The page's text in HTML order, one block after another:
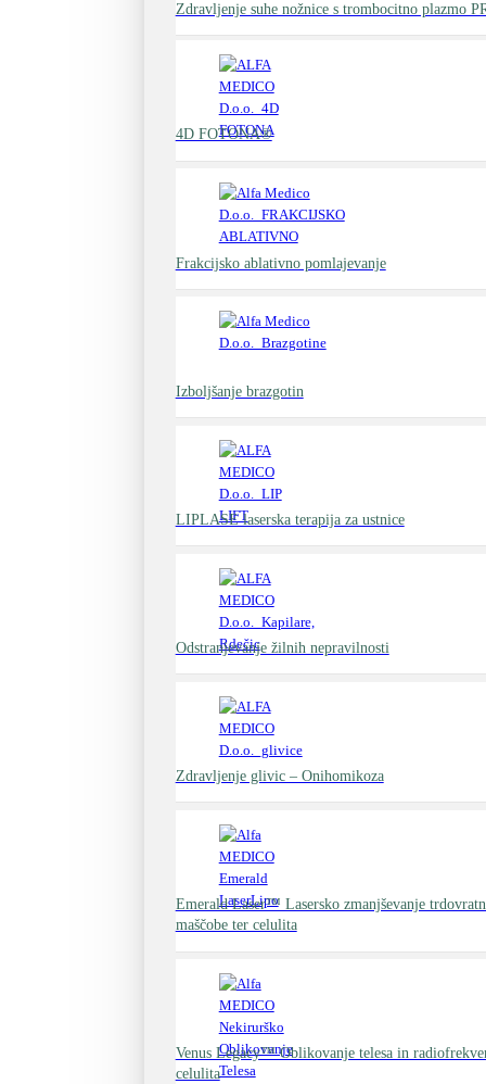
Zdravljenje suhe nožnice s trombocitno plazmo
4D FOTONA®
Frakcijsko ablativno pomlajevanje
Izboljšanje brazgotin
LIPLASE laserska terapija za ustnice
Odstranjevanje žilnih nepravilnosti
Zdravljenje glivic – Onihomikoza
Emerald Laser™ Lasersko zmanjševanje
maščobe ter celulita
Venus Legacy™ Oblikovanje telesa in
celulita